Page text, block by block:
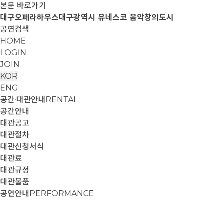
본문 바로가기
대구오페라하우스대구광역시 유네스코 음악창의도시
공연검색
HOME
LOGIN
JOIN
KOR
ENG
공간·대관안내 RENTAL
공간안내
대관공고
대관절차
대관신청서식
대관료
대관규정
대관물품
공연안내 PERFORMANCE